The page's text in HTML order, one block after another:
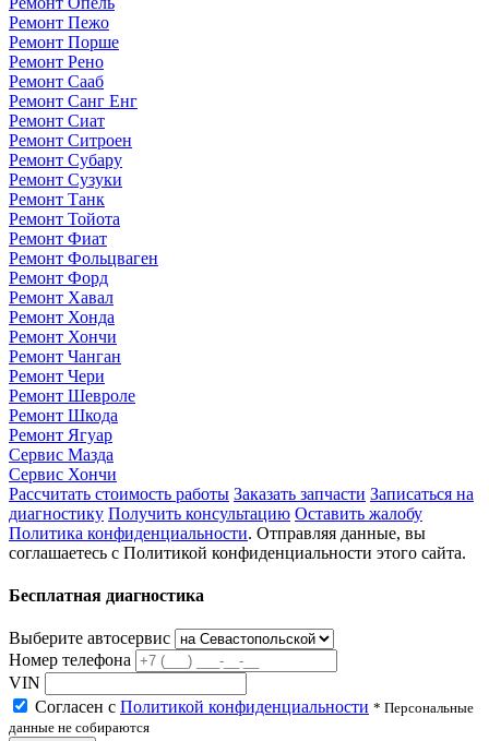
Ремонт Пежо
Ремонт Порше
Ремонт Рено
Ремонт Сааб
Ремонт Санг Енг
Ремонт Сиат
Ремонт Ситроен
Ремонт Субару
Ремонт Сузуки
Ремонт Танк
Ремонт Тойота
Ремонт Фиат
Ремонт Фольцваген
Ремонт Форд
Ремонт Хавал
Ремонт Хонда
Ремонт Хончи
Ремонт Чанган
Ремонт Чери
Ремонт Шевроле
Ремонт Шкода
Ремонт Ягуар
Сервис Мазда
Сервис Хончи
Рассчитать стоимость работы Заказать запчасти Записаться на
диагностику Получить консультацию Оставить жалобу
Политика конфиденциальности. Отправляя данные, вы
соглашаетесь с Политикой конфиденциальности этого сайта.
Бесплатная диагностика
Выберите автосервис
Номер телефона
VIN
Согласен с Политикой конфиденциальности * Персональные
данные не собираются